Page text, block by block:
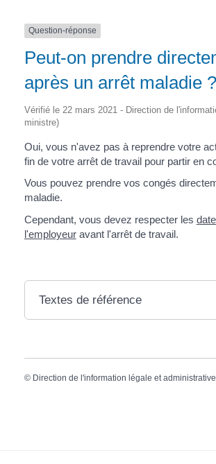
Question-réponse
Peut-on prendre
après un arrêt maladie ?
Vérifié le 22 mars 2021 - Direction de
ministre)
Oui, vous n'avez pas à reprendre votre
fin de votre arrêt de travail pour partir en
Vous pouvez prendre vos congés
maladie.
Cependant, vous devez respecter les
l'employeuravant l'arrêt de travail.
Textes de référence
© Direction de l'information légale et administrative